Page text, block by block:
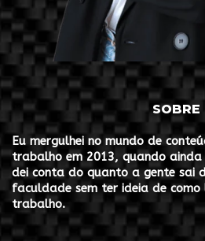
SOBRE
Eu mergulhei no mundo de
trabalho em 2013, quando
dei conta do quanto a gente sai
faculdade sem ter ideia de
trabalho.